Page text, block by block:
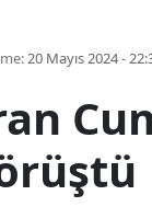
20 Mayıs 2024 -